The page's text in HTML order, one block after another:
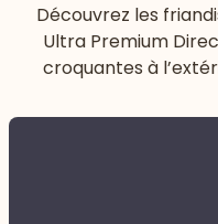
Découvrez les
Ultra Premium
croquantes à